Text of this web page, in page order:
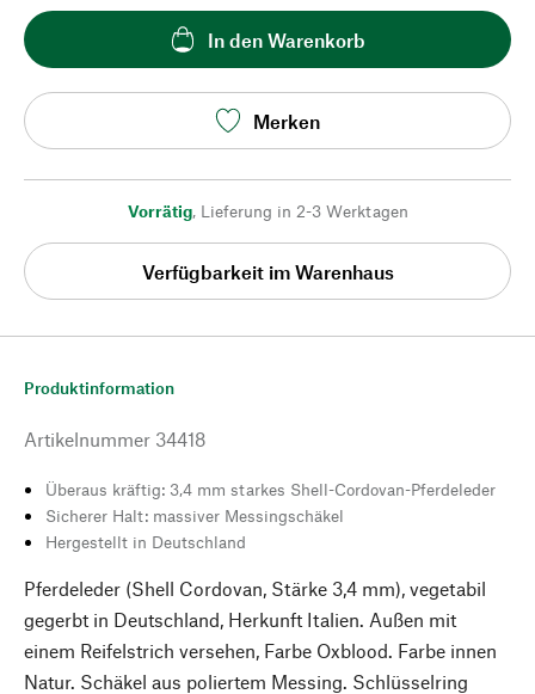
In den Warenkorb
Merken
Vorrätig, Lieferung in 2-3 Werktagen
Verfügbarkeit im Warenhaus
Produktinformation
Artikelnummer 34418
Überaus kräftig: 3,4 mm starkes Shell-Cordovan-Pferdeleder
Sicherer Halt: massiver Messingschäkel
Hergestellt in Deutschland
Pferdeleder (Shell Cordovan, Stärke 3,4 mm), vegetabil
gegerbt in Deutschland, Herkunft Italien. Außen mit
einem Reifelstrich versehen, Farbe Oxblood. Farbe innen
Natur. Schäkel aus poliertem Messing. Schlüsselring